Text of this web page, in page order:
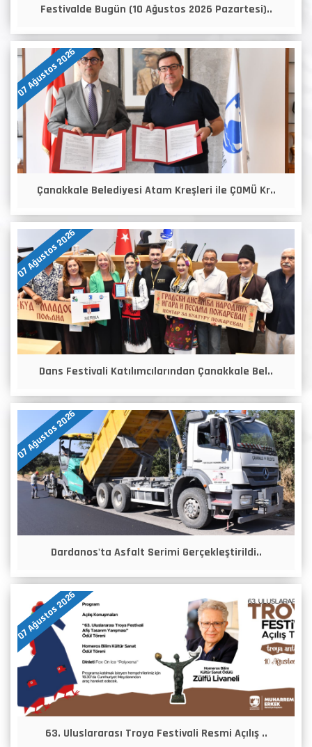
Festivalde Bugün (10 Ağustos 2026 Pazartesi)..
07 Ağustos 2026
Çanakkale Belediyesi Atam Kreşleri ile ÇOMÜ Kr..
07 Ağustos 2026
Dans Festivali Katılımcılarından Çanakkale Bel..
07 Ağustos 2026
Dardanos'ta Asfalt Serimi Gerçekleştirildi..
07 Ağustos 2026
63. Uluslararası Troya Festivali Resmi Açılış ..